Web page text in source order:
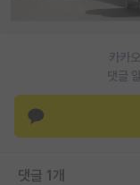
카카
댓글
댓글 1개